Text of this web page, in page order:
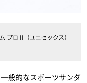
プロ II（ユニセックス）
般的なスポーツサンダ